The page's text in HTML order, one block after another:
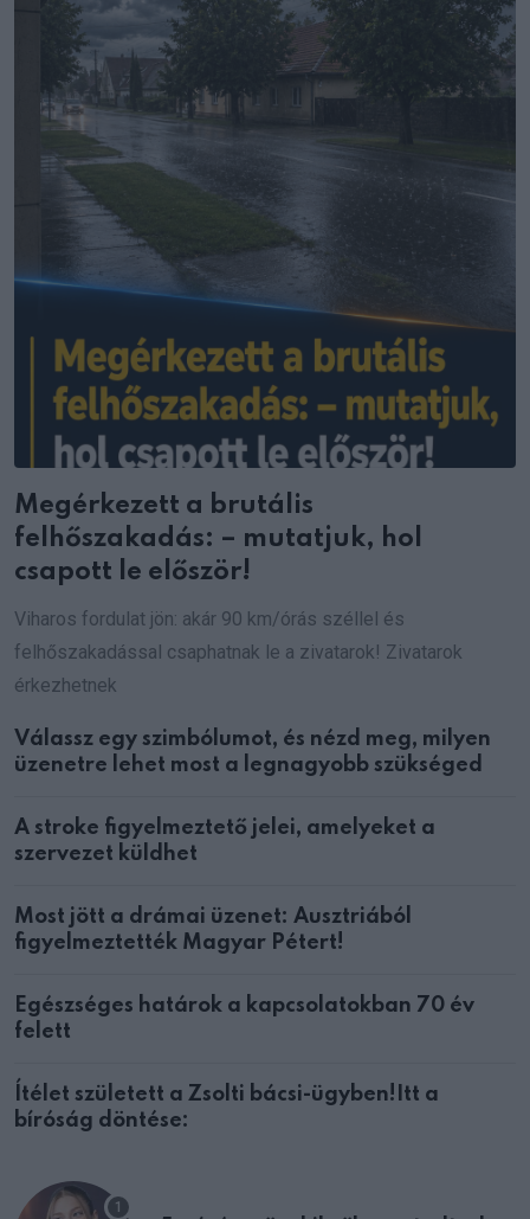
Megérkezett a brutális
felhőszakadás: – mutatjuk, hol
csapott le először!
Viharos fordulat jön: akár 90 km/órás széllel és
felhőszakadással csaphatnak le a zivatarok! Zivatarok
érkezhetnek
Válassz egy szimbólumot, és nézd meg, milyen
üzenetre lehet most a legnagyobb szükséged
A stroke figyelmeztető jelei, amelyeket a
szervezet küldhet
Most jött a drámai üzenet: Ausztriából
figyelmeztették Magyar Pétert!
Egészséges határok a kapcsolatokban 70 év
felett
Ítélet született a Zsolti bácsi-ügyben!Itt a
bíróság döntése: